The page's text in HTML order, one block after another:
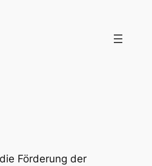
Förderung der